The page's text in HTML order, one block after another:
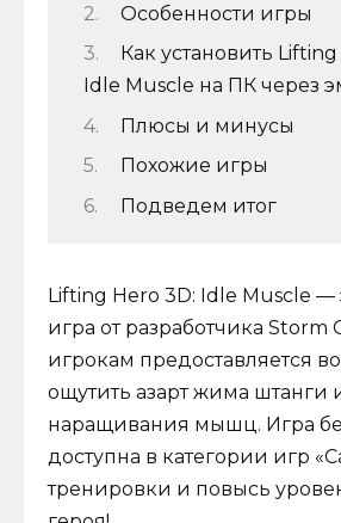
Особенности игры
Как установить
Idle Muscle на ПК через
Плюсы и минусы
Похожие игры
Подведем итог
Lifting Hero 3D: Idle Muscle —
игра от разработчика Storm
игрокам предоставляется
ощутить азарт жима штанги
наращивания мышц. Игра
доступна в категории игр
тренировки и повысь